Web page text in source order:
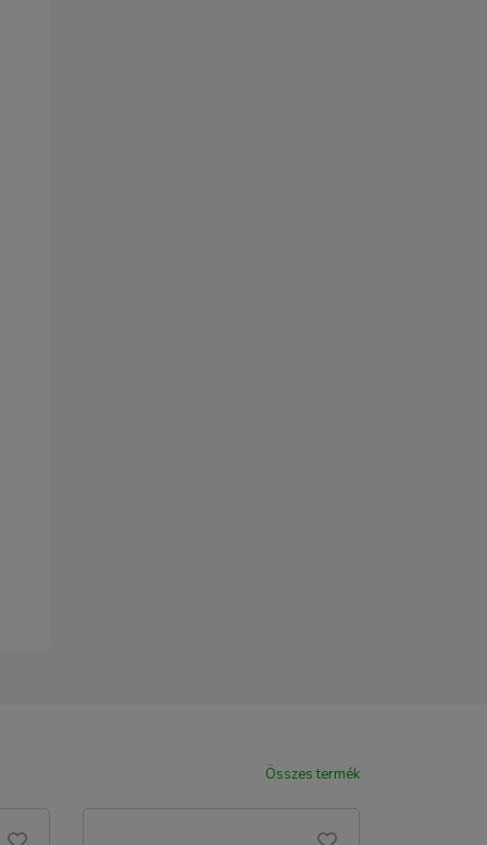
Összes termék